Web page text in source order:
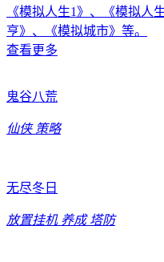
《模拟人生1》、《模拟人
亨》、《模拟城市》等。
查看更多
鬼谷八荒
仙侠 策略
无尽冬日
放置挂机 养成 塔防